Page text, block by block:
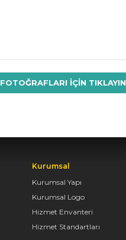
IÇIN TIKLAYIN
Kurumsal
Kurumsal Yapı
Kurumsal Logo
Hizmet Envanteri
Hizmet Standartları